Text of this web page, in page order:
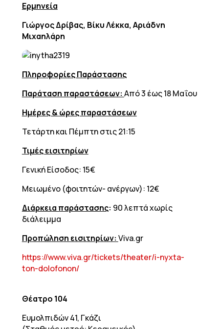
Ερμηνεία
Γιώργος Δρίβας, Βίκυ Λέκκα, Αριάδνη
Μιχαηλάρη
Πληροφορίες Παράστασης
Παράταση παραστάσεων: Από 3 έως 18 Μαΐου
Ημέρες & ώρες παραστάσεων
Τετάρτη και Πέμπτη στις 21:15
Τιμές εισιτηρίων
Γενική Είσοδος: 15€
Μειωμένο (φοιτητών- ανέργων): 12€
Διάρκεια παράστασης: 90 λεπτά χωρίς
διάλειμμα
Προπώληση εισιτηρίων: Viva.gr
https://www.viva.gr/tickets/theater/i-nyxta-
ton-dolofonon/
Θέατρο 104
Ευμολπιδών 41, Γκάζι